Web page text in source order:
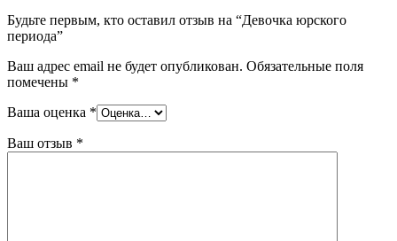
Будьте первым, кто оставил отзыв на “Девочка юрского
периода”
Ваш адрес email не будет опубликован. Обязательные поля
помечены *
Ваша оценка *
Ваш отзыв *